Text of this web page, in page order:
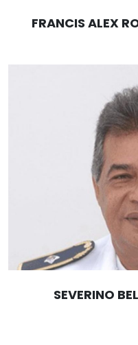
FRANCIS ALEX
SEVERINO